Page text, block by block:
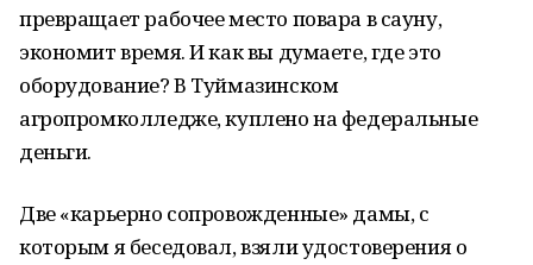
превращает рабочее место повара в сауну,
экономит время. И как вы думаете, где это
оборудование? В Туймазинском
агропромколледже, куплено на федеральные
деньги.
Две «карьерно сопровожденные» дамы, с
которым я беседовал, взяли удостоверения о